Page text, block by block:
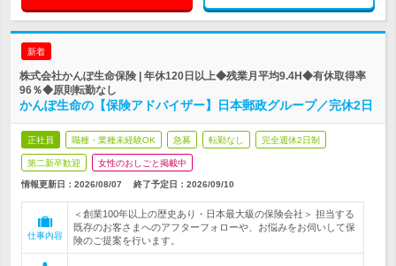
新着
株式会社かんぽ生命保険 | 年休120日以上◆残業月平均9.4H◆有休取得率
96％◆原則転勤なし
かんぽ生命の【保険アドバイザー】日本郵政グループ／完休2日
正社員 職種・業種未経験OK 急募 転勤なし 完全週休2日制
第二新卒歓迎 女性のおしごと掲載中
情報更新日：2026/08/07 終了予定日： 2026/09/10
仕事内容
＜創業100年以上の歴史あり・日本最大級の保険会社＞ 担当する
既存のお客さまへのアフターフォローや、お悩みをお伺いして保
険のご提案を行います。